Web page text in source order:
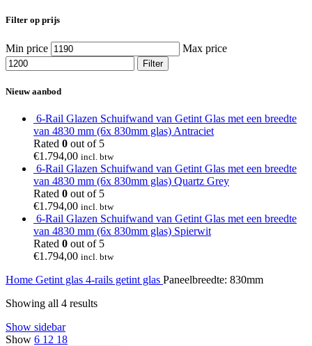
Filter op prijs
Min price Max price
Filter
Nieuw aanbod
6-Rail Glazen Schuifwand van Getint Glas met een breedte
van 4830 mm (6x 830mm glas) Antraciet
Rated 0 out of 5
€1.794,00 incl. btw
6-Rail Glazen Schuifwand van Getint Glas met een breedte
van 4830 mm (6x 830mm glas) Quartz Grey
Rated 0 out of 5
€1.794,00 incl. btw
6-Rail Glazen Schuifwand van Getint Glas met een breedte
van 4830 mm (6x 830mm glas) Spierwit
Rated 0 out of 5
€1.794,00 incl. btw
Home Getint glas 4-rails getint glas Paneelbreedte: 830mm
Showing all 4 results
Show sidebar
Show 6 12 18